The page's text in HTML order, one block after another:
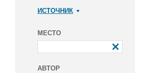
ИСТОЧНИК
МЕСТО
АВТОР